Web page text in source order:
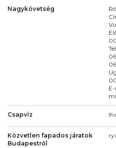
Nagykövetség
Csapvíz
Közvetlen fapados járatok
Budapestről